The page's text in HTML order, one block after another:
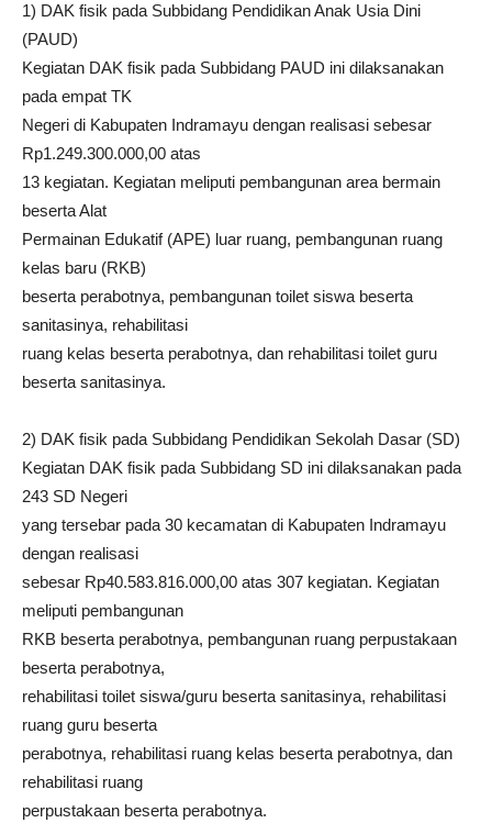
1) DAK fisik pada Subbidang Pendidikan Anak Usia Dini
(PAUD)
Kegiatan DAK fisik pada Subbidang PAUD ini dilaksanakan
pada empat TK
Negeri di Kabupaten Indramayu dengan realisasi sebesar
Rp1.249.300.000,00 atas
13 kegiatan. Kegiatan meliputi pembangunan area bermain
beserta Alat
Permainan Edukatif (APE) luar ruang, pembangunan ruang
kelas baru (RKB)
beserta perabotnya, pembangunan toilet siswa beserta
sanitasinya, rehabilitasi
ruang kelas beserta perabotnya, dan rehabilitasi toilet guru
beserta sanitasinya.
2) DAK fisik pada Subbidang Pendidikan Sekolah Dasar (SD)
Kegiatan DAK fisik pada Subbidang SD ini dilaksanakan pada
243 SD Negeri
yang tersebar pada 30 kecamatan di Kabupaten Indramayu
dengan realisasi
sebesar Rp40.583.816.000,00 atas 307 kegiatan. Kegiatan
meliputi pembangunan
RKB beserta perabotnya, pembangunan ruang perpustakaan
beserta perabotnya,
rehabilitasi toilet siswa/guru beserta sanitasinya, rehabilitasi
ruang guru beserta
perabotnya, rehabilitasi ruang kelas beserta perabotnya, dan
rehabilitasi ruang
perpustakaan beserta perabotnya.